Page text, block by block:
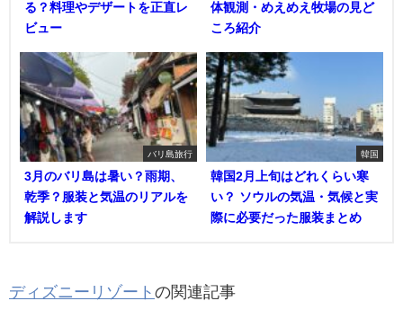
る？料理やデザートを正直レ
ビュー
体観測・めえめえ牧場の見ど
ころ紹介
バリ島旅行
3月のバリ島は暑い？雨期、
乾季？服装と気温のリアルを
解説します
韓国
韓国2月上旬はどれくらい寒
い？ ソウルの気温・気候と実
際に必要だった服装まとめ
ディズニーリゾート の関連記事